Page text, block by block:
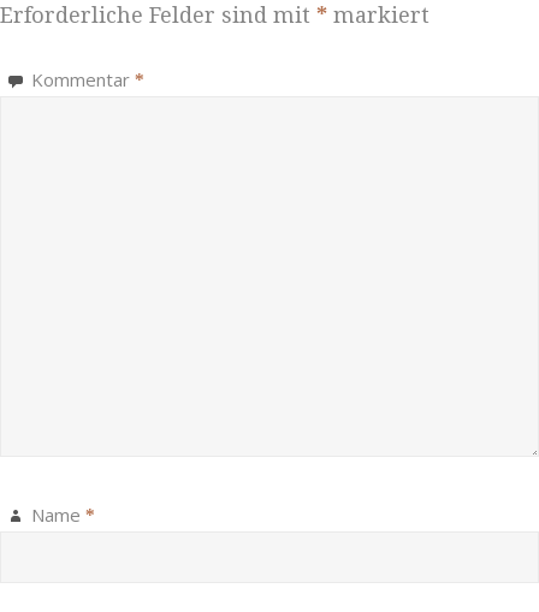
Erforderliche Felder sind mit * markiert
Kommentar *
Name *